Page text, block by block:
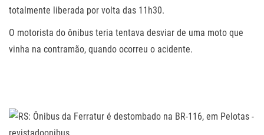
totalmente liberada por volta das 11h30.
O motorista do ônibus teria tentava desviar de uma moto que
vinha na contramão, quando ocorreu o acidente.